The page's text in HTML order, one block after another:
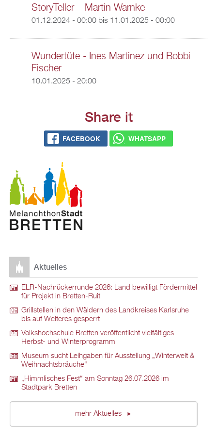
StoryTeller – Martin Warnke
01.12.2024 - 00:00bis 11.01.2025 - 00:00
Wundertüte - Ines Martinez und Bobbi
Fischer
10.01.2025 - 20:00
Share it
FACEBOOK WHATSAPP
Aktuelles
ELR-Nachrückerrunde 2026: Land bewilligt Fördermittel
für Projekt in Bretten-Ruit
Grillstellen in den Wäldern des Landkreises Karlsruhe
bis auf Weiteres gesperrt
Volkshochschule Bretten veröffentlicht vielfältiges
Herbst- und Winterprogramm
Museum sucht Leihgaben für Ausstellung „Winterwelt &
Weihnachtsbräuche“
„Himmlisches Fest“ am Sonntag 26.07.2026 im
Stadtpark Bretten
mehr Aktuelles